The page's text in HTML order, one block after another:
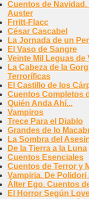
Cuentos de Navidad.
Auster
Frritt-Flacc
César Cascabel
La Jornada de un
El Vaso de Sangre
Veinte Mil Leguas
La Cabeza de la
Terroríficas
El Castillo de los
Cuentos Completos
Quién Anda Ahí...
Vampiros
Trece Para el Diablo
Grandes de lo
La Sombra del
De la Tierra a la Luna
Cuentos Esenciales
Cuentos de Terror y
Vampiria. De
Álter Ego. Cuentos
El Horror Según